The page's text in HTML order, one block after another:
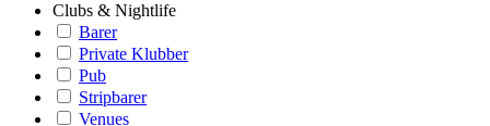
Clubs & Nightlife
Barer
Private Klubber
Pub
Stripbarer
Venues